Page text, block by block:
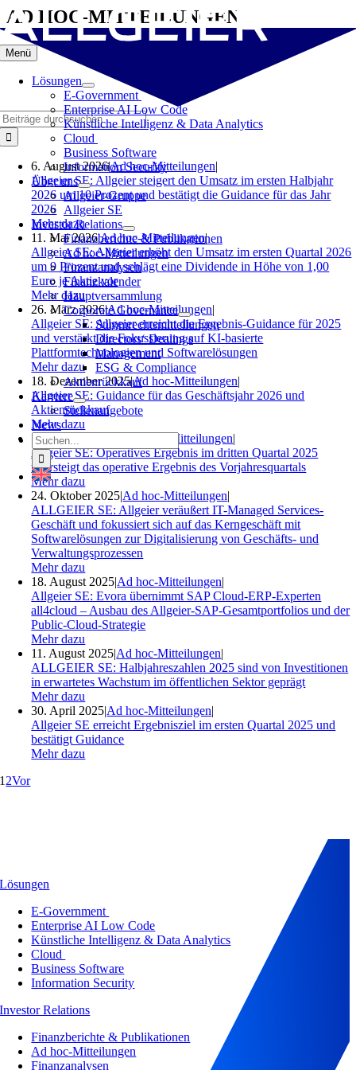
Zum
Inhalt
springen
Menü
Lösungen
E-Government
Enterprise AI Low Code
Künstliche Intelligenz & Data Analytics
Cloud
Business Software
Information Security
Über uns
Allgeier-Gruppe
Allgeier SE
Investor Relations
Finanzberichte & Publikationen
Ad hoc-Mitteilungen
Finanzanalysen
Finanzkalender
Hauptversammlung
Corporate Governance
Stimmrechtsmitteilungen
Directors‘ Dealings
Management
ESG & Compliance
Aktienrückkauf
Karriere
Stellenangebote
News
Suche
nach:
AD HOC-MITTEILUNGEN
6. August 2026|Ad hoc-Mitteilungen|
Allgeier SE: Allgeier steigert den Umsatz im ersten Halbjahr
2026 um 10 Prozent und bestätigt die Guidance für das Jahr
2026
Mehr dazu
11. Mai 2026|Ad hoc-Mitteilungen|
Allgeier SE: Allgeier erhöht den Umsatz im ersten Quartal 2026
um 9 Prozent und schlägt eine Dividende in Höhe von 1,00
Euro je Aktie vor
Mehr dazu
26. März 2026|Ad hoc-Mitteilungen|
Allgeier SE: Allgeier erreicht die Ergebnis-Guidance für 2025
und verstärkt die Fokussierung auf KI‑basierte
Plattformtechnologien und Softwarelösungen
Mehr dazu
18. Dezember 2025|Ad hoc-Mitteilungen|
Allgeier SE: Guidance für das Geschäftsjahr 2026 und
Aktienrückkauf
Mehr dazu
5. November 2025
Ad hoc-Mitteilungen|
Allgeier SE: Operatives Ergebnis im dritten Quartal 2025
übersteigt das operative Ergebnis des Vorjahresquartals
Mehr dazu
24. Oktober 2025|Ad hoc-Mitteilungen|
ALLGEIER SE: Allgeier veräußert IT-Managed Services-
Geschäft und fokussiert sich auf das Kerngeschäft mit
Softwarelösungen zur Digitalisierung von Geschäfts- und
Verwaltungsprozessen
Mehr dazu
18. August 2025|Ad hoc-Mitteilungen|
Allgeier SE: Evora übernimmt SAP Cloud-ERP-Experten
all4cloud – Ausbau des Allgeier-SAP-Gesamtportfolios und der
Public-Cloud-Strategie
Mehr dazu
11. August 2025|Ad hoc-Mitteilungen|
ALLGEIER SE: Halbjahreszahlen 2025 sind von Investitionen
in erwartetes Wachstum im öffentlichen Sektor geprägt
Mehr dazu
30. April 2025|Ad hoc-Mitteilungen|
Allgeier SE erreicht Ergebnisziel im ersten Quartal 2025 und
bestätigt Guidance
Mehr dazu
1 2Vor
Lösungen
E-Government
Enterprise AI Low Code
Künstliche Intelligenz & Data Analytics
Cloud
Business Software
Information Security
Investor Relations
Finanzberichte & Publikationen
Ad hoc-Mitteilungen
Finanzanalysen